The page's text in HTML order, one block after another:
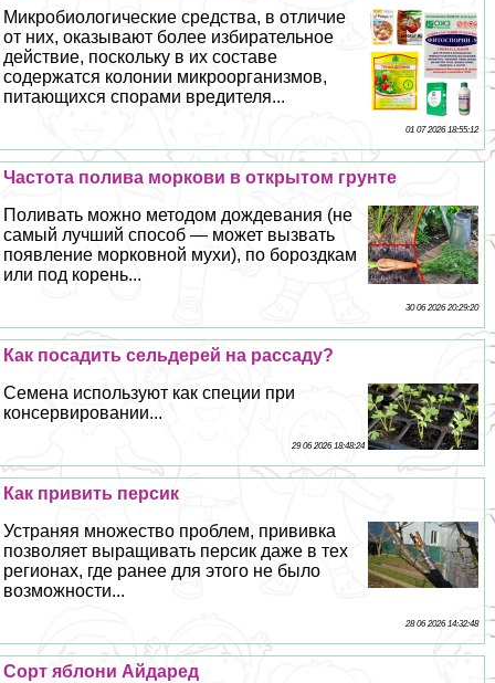
Микробиологические средства, в отличие
от них, оказывают более избирательное
действие, поскольку в их составе
содержатся колонии микроорганизмов,
питающихся спорами вредителя...
01 07 2026 18:55:12
Частота полива моркови в открытом грунте
Поливать можно методом дождевания (не
самый лучший способ — может вызвать
появление морковной мухи), по бороздкам
или под корень...
30 06 2026 20:29:20
Как посадить сельдерей на рассаду?
Семена используют как специи при
консервировании...
29 06 2026 18:48:24
Как привить персик
Устраняя множество проблем, прививка
позволяет выращивать персик даже в тех
регионах, где ранее для этого не было
возможности...
28 06 2026 14:32:48
Сорт яблони Айдаред